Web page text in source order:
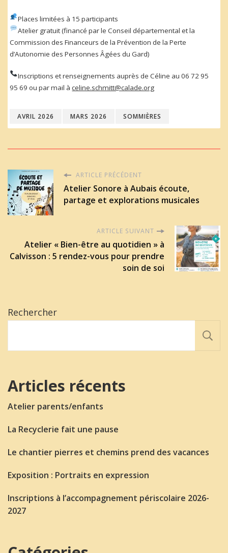
Places limitées à 15 participants
Atelier gratuit (financé par le Conseil départemental et la
Commission des Financeurs de la Prévention de la Perte
d’Autonomie des Personnes Âgées du Gard)
Inscriptions et renseignements auprès de Céline au 06 72 95
95 69 ou par mail àceline.schmitt@calade.org
AVRIL 2026 MARS 2026 SOMMIÈRES
ARTICLE PRÉCÉDENT
Atelier Sonore à Aubais écoute,
partage et explorations musicales
ARTICLE SUIVANT
Atelier « Bien-être au quotidien » à
Calvisson : 5 rendez-vous pour prendre
soin de soi
Rechercher
Articles récents
Atelier parents/enfants
La Recyclerie fait une pause
Le chantier pierres et chemins prend des vacances
Exposition : Portraits en expression
Inscriptions à l’accompagnement périscolaire 2026-
2027